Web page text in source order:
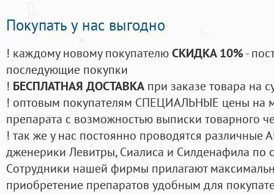
Покупать у нас выгодно
! каждому новому покупателюСКИДКА 10%-
последующие покупки
! БЕСПЛАТНАЯ ДОСТАВКА при заказе товара на
! оптовым покупателям СПЕЦИАЛЬНЫЕ цены на
препарата с возможностью выписки товарного
! так же у нас постоянно проводятся
дженерики Левитры, Сиалиса и Силденафила по
Cотрудники нашей фирмы прилагают
приобретение препаратов удобным для